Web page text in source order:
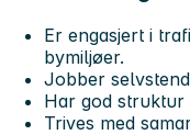
Er engasjert i
bymiljøer.
Jobber
Har god struktur
Trives med